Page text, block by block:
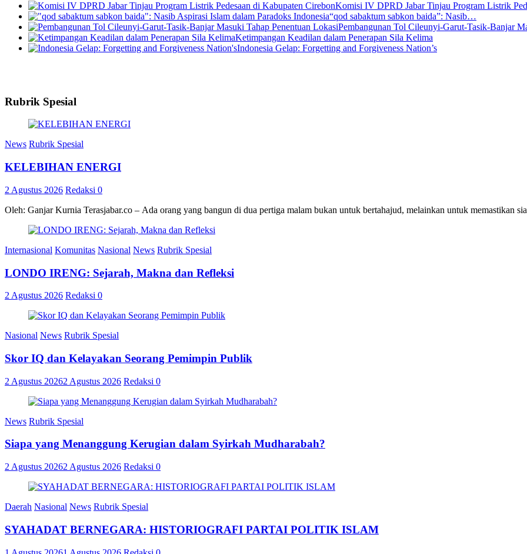
Komisi IV DPRD Jabar Tinjau Program Listrik
“qod sabaktum sabkon baida”: Nasib…
Pembangunan Tol Cileunyi-Garut-Tasik-Banjar
Ketimpangan Keadilan dalam Penerapan Sila Kelima
Indonesia Gelap: Forgetting and Forgiveness Nation’s
Rubrik Spesial
News Rubrik Spesial
KELEBIHAN ENERGI
2 Agustus 2026 Redaksi 0
Oleh: Ganjar Kurnia Terasjabar.co – Ada orang yang bangun di dua pertiga malam bukan untuk bertahajud, melainkan untuk memastikan
Internasional Komunitas Nasional News Rubrik Spesial
LONDO IRENG: Sejarah, Makna dan Refleksi
2 Agustus 2026 Redaksi 0
Nasional News Rubrik Spesial
Skor IQ dan Kelayakan Seorang Pemimpin Publik
2 Agustus 20262 Agustus 2026 Redaksi 0
News Rubrik Spesial
Siapa yang Menanggung Kerugian dalam Syirkah Mudharabah?
2 Agustus 20262 Agustus 2026 Redaksi 0
Daerah Nasional News Rubrik Spesial
SYAHADAT BERNEGARA: HISTORIOGRAFI PARTAI POLITIK ISLAM